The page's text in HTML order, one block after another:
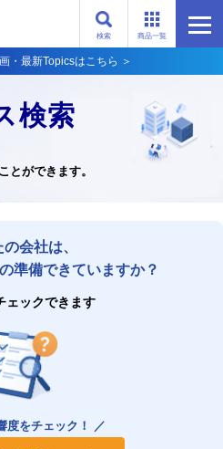
商品一覧
検索
・最新Topicsはこちら ＞
検索
とができます。
会社は、
準備できていますか？
ェックできます
度をチェック！ ／